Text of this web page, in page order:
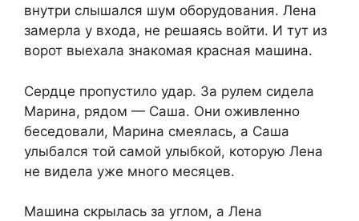
внутри слышался шум оборудования. Лена
замерла у входа, не решаясь войти. И тут из
ворот выехала знакомая красная машина.
Сердце пропустило удар. За рулем сидела
Марина, рядом — Саша. Они оживленно
беседовали, Марина смеялась, а Саша
улыбался той самой улыбкой, которую Лена
не видела уже много месяцев.
Машина скрылась за углом, а Лена